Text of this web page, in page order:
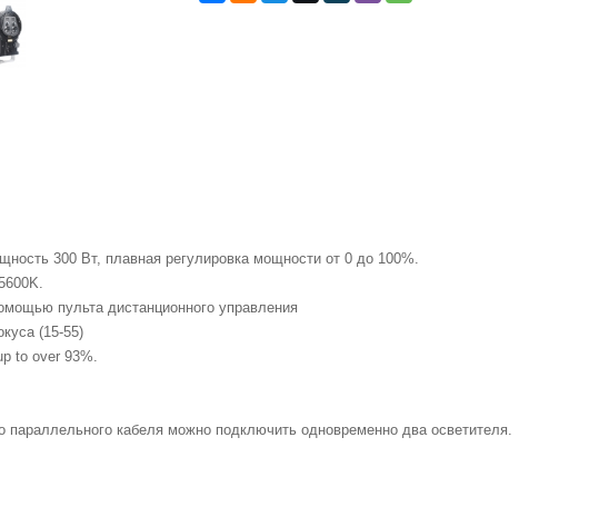
300 Вт, плавная регулировка мощности от 0 до 100%.
пульта дистанционного управления
(15-55)
to over 93%.
кабеля можно подключить одновременно два осветителя.